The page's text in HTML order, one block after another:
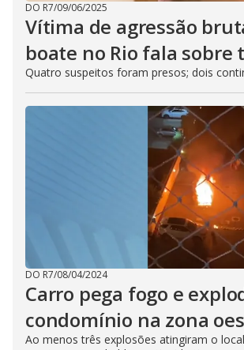
DO R7/09/06/2025
Vítima de agressão
boate no Rio fala sobre
Quatro suspeitos foram presos; dois
DO R7/08/04/2024
Carro pega fogo e
condomínio na zona
Ao menos três explosões atingiram o